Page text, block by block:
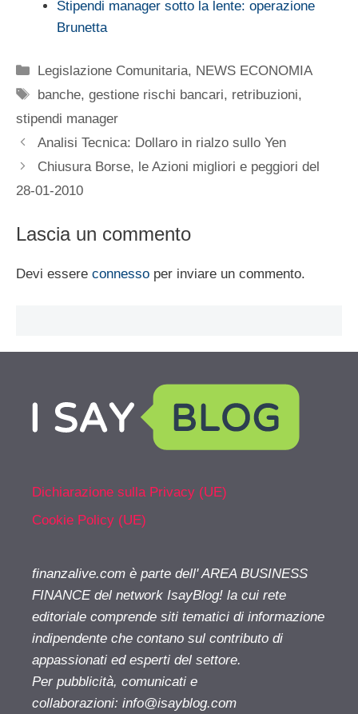
Stipendi manager sotto la lente: operazione
Brunetta
Categorie
Legislazione Comunitaria, NEWS ECONOMIA
Tag
banche,gestione rischi bancari, retribuzioni,
stipendi manager
Analisi Tecnica: Dollaro in rialzo sullo Yen
Chiusura Borse, le Azioni migliori e peggiori del
28-01-2010
Lascia un commento
Devi essere connesso per inviare un commento.
Dichiarazione sulla Privacy (UE)
Cookie Policy (UE)
finanzalive.com è parte dell' AREA BUSINESS
FINANCE del network IsayBlog! la cui rete
editoriale comprende siti tematici di informazione
indipendente che contano sul contributo di
appassionati ed esperti del settore.
Per pubblicità, comunicati e
collaborazioni: info@isayblog.com